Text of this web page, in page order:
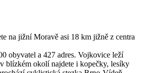
na jižní Moravě asi 18 km jižně z centra
obyvatel a 427 adres. Vojkovice leží
blízkém okolí najdete i kopečky, lesíky